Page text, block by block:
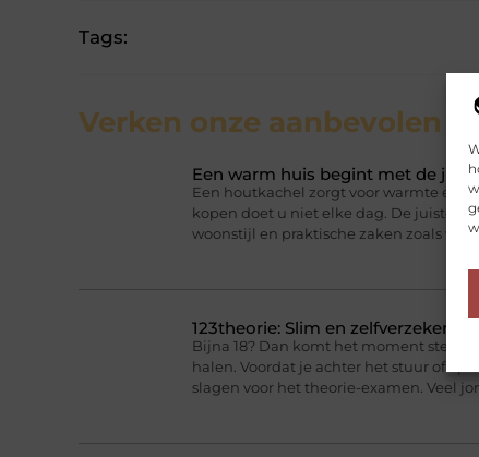
Tags:
Verken onze aanbevolen
Een warm huis begint met de
Een houtkachel zorgt voor warmte en
kopen doet u niet elke dag. De juiste
woonstijl en praktische zaken zoals
123theorie: Slim en zelfverzekerd
Bijna 18? Dan komt het moment
halen. Voordat je achter het stuur of op
slagen voor het theorie-examen. Veel